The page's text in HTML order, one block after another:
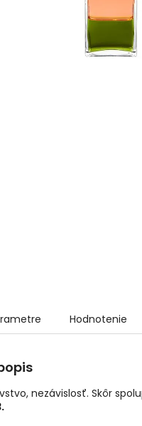
Hodnotenie
nezávislosť. Skôr